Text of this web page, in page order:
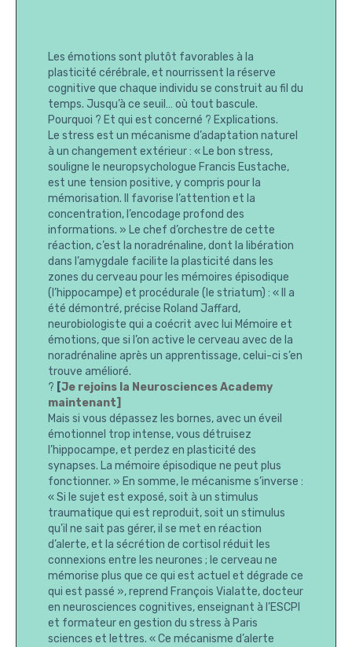
Les émotions sont plutôt favorables à la
plasticité cérébrale, et nourrissent la réserve
cognitive que chaque individu se construit au fil du
temps. Jusqu’à ce seuil… où tout bascule.
Pourquoi ? Et qui est concerné ? Explications.
Le stress est un mécanisme d’adaptation naturel
à un changement extérieur : « Le bon stress,
souligne le neuropsychologue Francis Eustache,
est une tension positive, y compris pour la
mémorisation. Il favorise l’attention et la
concentration, l’encodage profond des
informations. » Le chef d’orchestre de cette
réaction, c’est la noradrénaline, dont la libération
dans l’amygdale facilite la plasticité dans les
zones du cerveau pour les mémoires épisodique
(l’hippocampe) et procédurale (le striatum) : « Il a
été démontré, précise Roland Jaffard,
neurobiologiste qui a coécrit avec lui Mémoire et
émotions, que si l’on active le cerveau avec de la
noradrénaline après un apprentissage, celui-ci s’en
trouve amélioré.
? [Je rejoins la Neurosciences Academy
maintenant]
Mais si vous dépassez les bornes, avec un éveil
émotionnel trop intense, vous détruisez
l’hippocampe, et perdez en plasticité des
synapses. La mémoire épisodique ne peut plus
fonctionner. » En somme, le mécanisme s’inverse :
« Si le sujet est exposé, soit à un stimulus
traumatique qui est reproduit, soit un stimulus
qu’il ne sait pas gérer, il se met en réaction
d’alerte, et la sécrétion de cortisol réduit les
connexions entre les neurones ; le cerveau ne
mémorise plus que ce qui est actuel et dégrade ce
qui est passé », reprend François Vialatte, docteur
en neurosciences cognitives, enseignant à l’ESCPI
et formateur en gestion du stress à Paris
sciences et lettres. « Ce mécanisme d’alerte